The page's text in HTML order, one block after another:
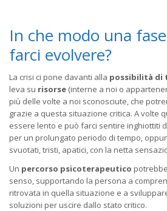
In che modo una
farci evolvere?
La crisi ci pone davanti alla possibilità di
leva su risorse (interne a noi o
più delle volte a noi sconosciute, che
grazie a questa situazione critica. A volte
essere lento e può farci sentire inghiottiti
per un prolungato periodo di tempo,
svuotati, tristi, apatici, con la netta
Un percorso psicoterapeutico
senso, supportando la persona a
ritrovata in quella situazione e a
soluzioni per uscire dallo stato critico.